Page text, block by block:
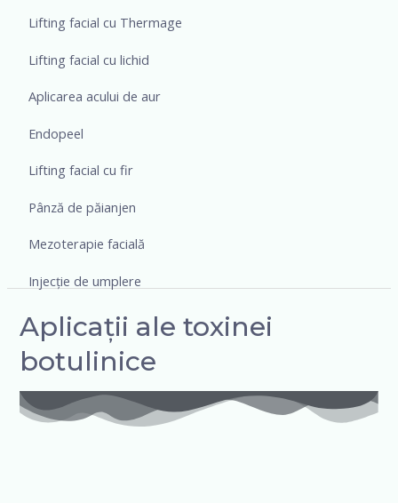
Lifting facial cu Thermage
Lifting facial cu lichid
Aplicarea acului de aur
Endopeel
Lifting facial cu fir
Pânză de păianjen
Mezoterapie facială
Injecție de umplere
Aplicații ale toxinei
botulinice